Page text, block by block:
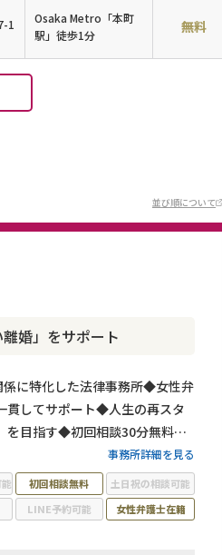
1
Osaka Metro「本町
駅」徒歩1分
無料
並び順について
婚」をサポート
に特化した法律事務所◆女性弁
貫してサポート◆人生の再スタ
を目指す◆初回相談30分無料◆
事務所詳細を見る
初回相談無料
土日祝の相談可能
LINE予約可能 女性弁護士在籍